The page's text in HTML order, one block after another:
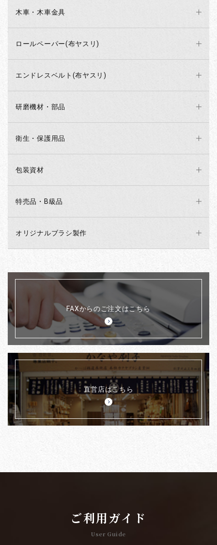
木車・木車金具
ロールペーパー(布ヤスリ)
エンドレスベルト(布ヤスリ)
研磨機材・部品
衛生・保護用品
包装資材
特売品・B級品
オリジナルブラシ製作
FAXからのご注文はこちら
直営店はこちら
ご利用ガイド
User Guide